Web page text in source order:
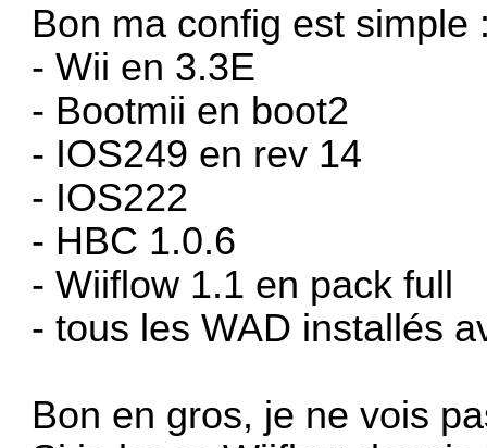
Bon ma config est simple
- Wii en 3.3E
- Bootmii en boot2
- IOS249 en rev 14
- IOS222
- HBC 1.0.6
-Wiiflow 1.1 en pack full
- tous les WAD installés
Bon en gros, je ne vois